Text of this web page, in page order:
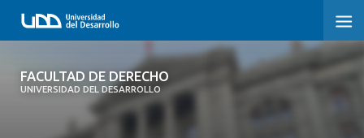
FACULTAD DE DERECHO
UNIVERSIDAD DEL DESARROLLO
FACULTAD DE DERECHO